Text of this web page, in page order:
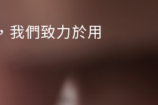
我們致力於用